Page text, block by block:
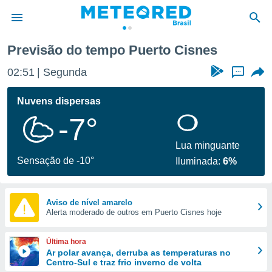
da
fornecidas
a este
das
e
forma
digital
Previsão do tempo Puerto Cisnes
02:51 Segunda ...
Nuvens dispersas
-7°
Sensação de -10°
Lua minguante
Iluminada:6%
Aviso de nível amarelo
Alerta moderado de outros em Puerto Cisnes hoje
Última hora
Ar polar avança, derruba as temperaturas no
Centro-Sul e traz frio inverno de volta